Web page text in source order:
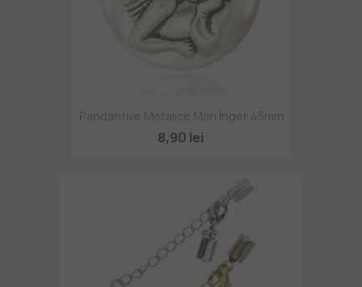
Pandantive Metalice Mari Înger 45mm
8,90 lei